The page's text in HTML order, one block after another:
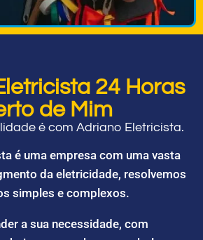
24 Horas
de Mim
é com Adriano Eletricista.
é uma empresa com uma vasta
da eletricidade, resolvemos
simples e complexos.
a sua necessidade, com